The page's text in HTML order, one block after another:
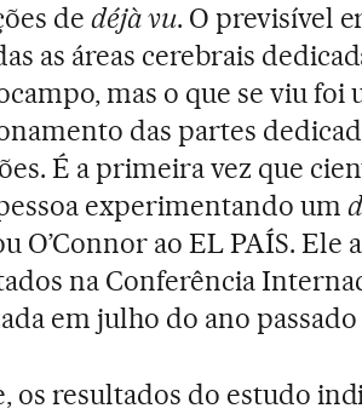
de déjà vu. O previsível
as áreas cerebrais
mas o que se viu foi
das partes
É a primeira vez que
experimentando um
O’Connor ao EL PAÍS. Ele
na Conferência
em julho do ano
os resultados do estudo